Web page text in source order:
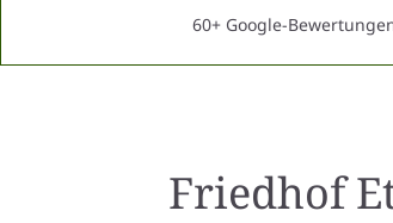
60+ Google-
Friedhof